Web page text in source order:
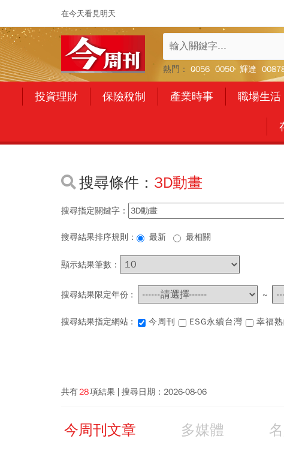
在今天看見明天
熱門： 0056 0050 輝達
投資理財 保險稅制 產業時事 職場生活
搜尋條件： 3D動畫
搜尋指定關鍵字：
搜尋結果排序規則： 最新 最相關
顯示結果筆數：
搜尋結果限定年份 : ~
搜尋結果指定網站 : 今周刊 ESG永續台灣 幸福
共有28項結果 搜尋日期： 2026-08-06
今周刊文章 多媒體